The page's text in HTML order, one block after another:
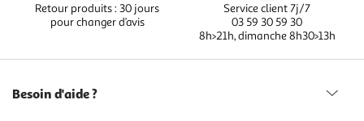
Retour produits : 30 jours
pour changer d’avis
Service client 7j/7
03 59 30 59 30
8h>21h, dimanche 8h30>13h
Besoin d'aide ?